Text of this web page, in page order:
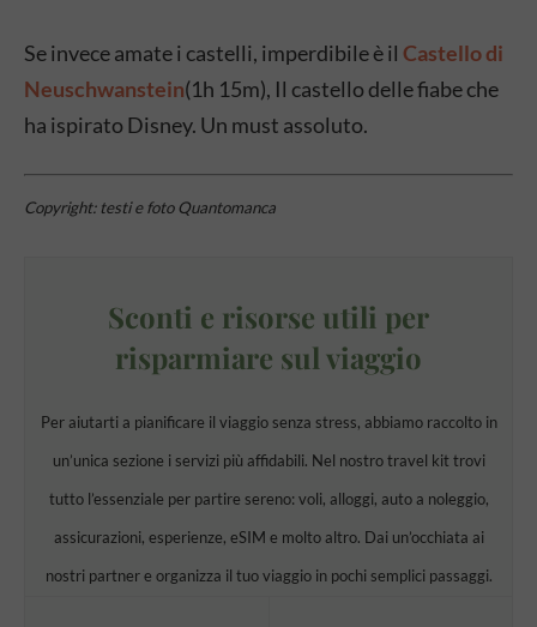
Se invece amate i castelli, imperdibile è il Castello di
Neuschwanstein(1h 15m), Il castello delle fiabe che
ha ispirato Disney. Un must assoluto.
Copyright: testi e foto Quantomanca
Sconti e risorse utili per
risparmiare sul viaggio
Per aiutarti a pianificare il viaggio senza stress, abbiamo raccolto in
un’unica sezione i servizi più affidabili. Nel nostro travel kit trovi
tutto l’essenziale per partire sereno: voli, alloggi, auto a noleggio,
assicurazioni, esperienze, eSIM e molto altro. Dai un’occhiata ai
nostri partner e organizza il tuo viaggio in pochi semplici passaggi.